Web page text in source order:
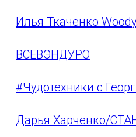
Илья Ткаченко
ВСЕВЭНДУРО
#Чудотехники с
Дарья Харченко/